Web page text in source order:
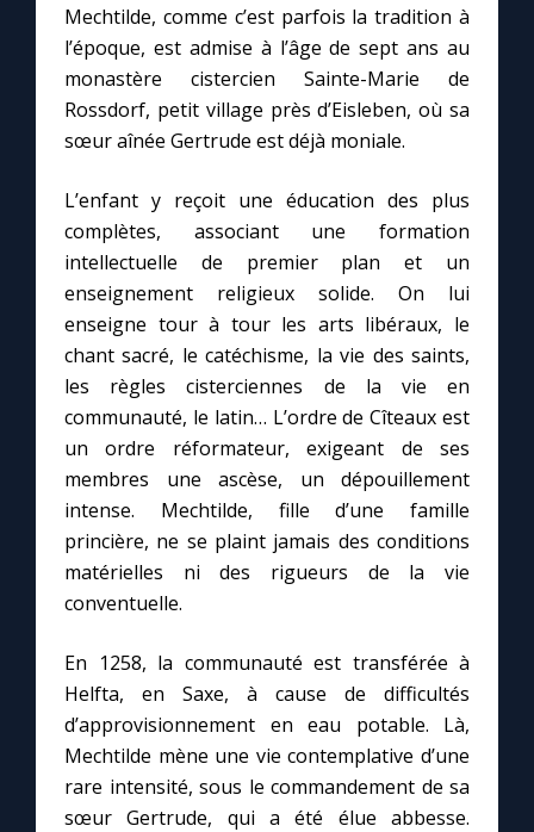
Mechtilde, comme c’est parfois la tradition à
l’époque, est admise à l’âge de sept ans au
monastère cistercien Sainte-Marie de
Rossdorf, petit village près d’Eisleben, où sa
sœur aînée Gertrude est déjà moniale.
L’enfant y reçoit une éducation des plus
complètes, associant une formation
intellectuelle de premier plan et un
enseignement religieux solide. On lui
enseigne tour à tour les arts libéraux, le
chant sacré, le catéchisme, la vie des saints,
les règles cisterciennes de la vie en
communauté, le latin… L’ordre de Cîteaux est
un ordre réformateur, exigeant de ses
membres une ascèse, un dépouillement
intense. Mechtilde, fille d’une famille
princière, ne se plaint jamais des conditions
matérielles ni des rigueurs de la vie
conventuelle.
En 1258, la communauté est transférée à
Helfta, en Saxe, à cause de difficultés
d’approvisionnement en eau potable. Là,
Mechtilde mène une vie contemplative d’une
rare intensité, sous le commandement de sa
sœur Gertrude, qui a été élue abbesse.